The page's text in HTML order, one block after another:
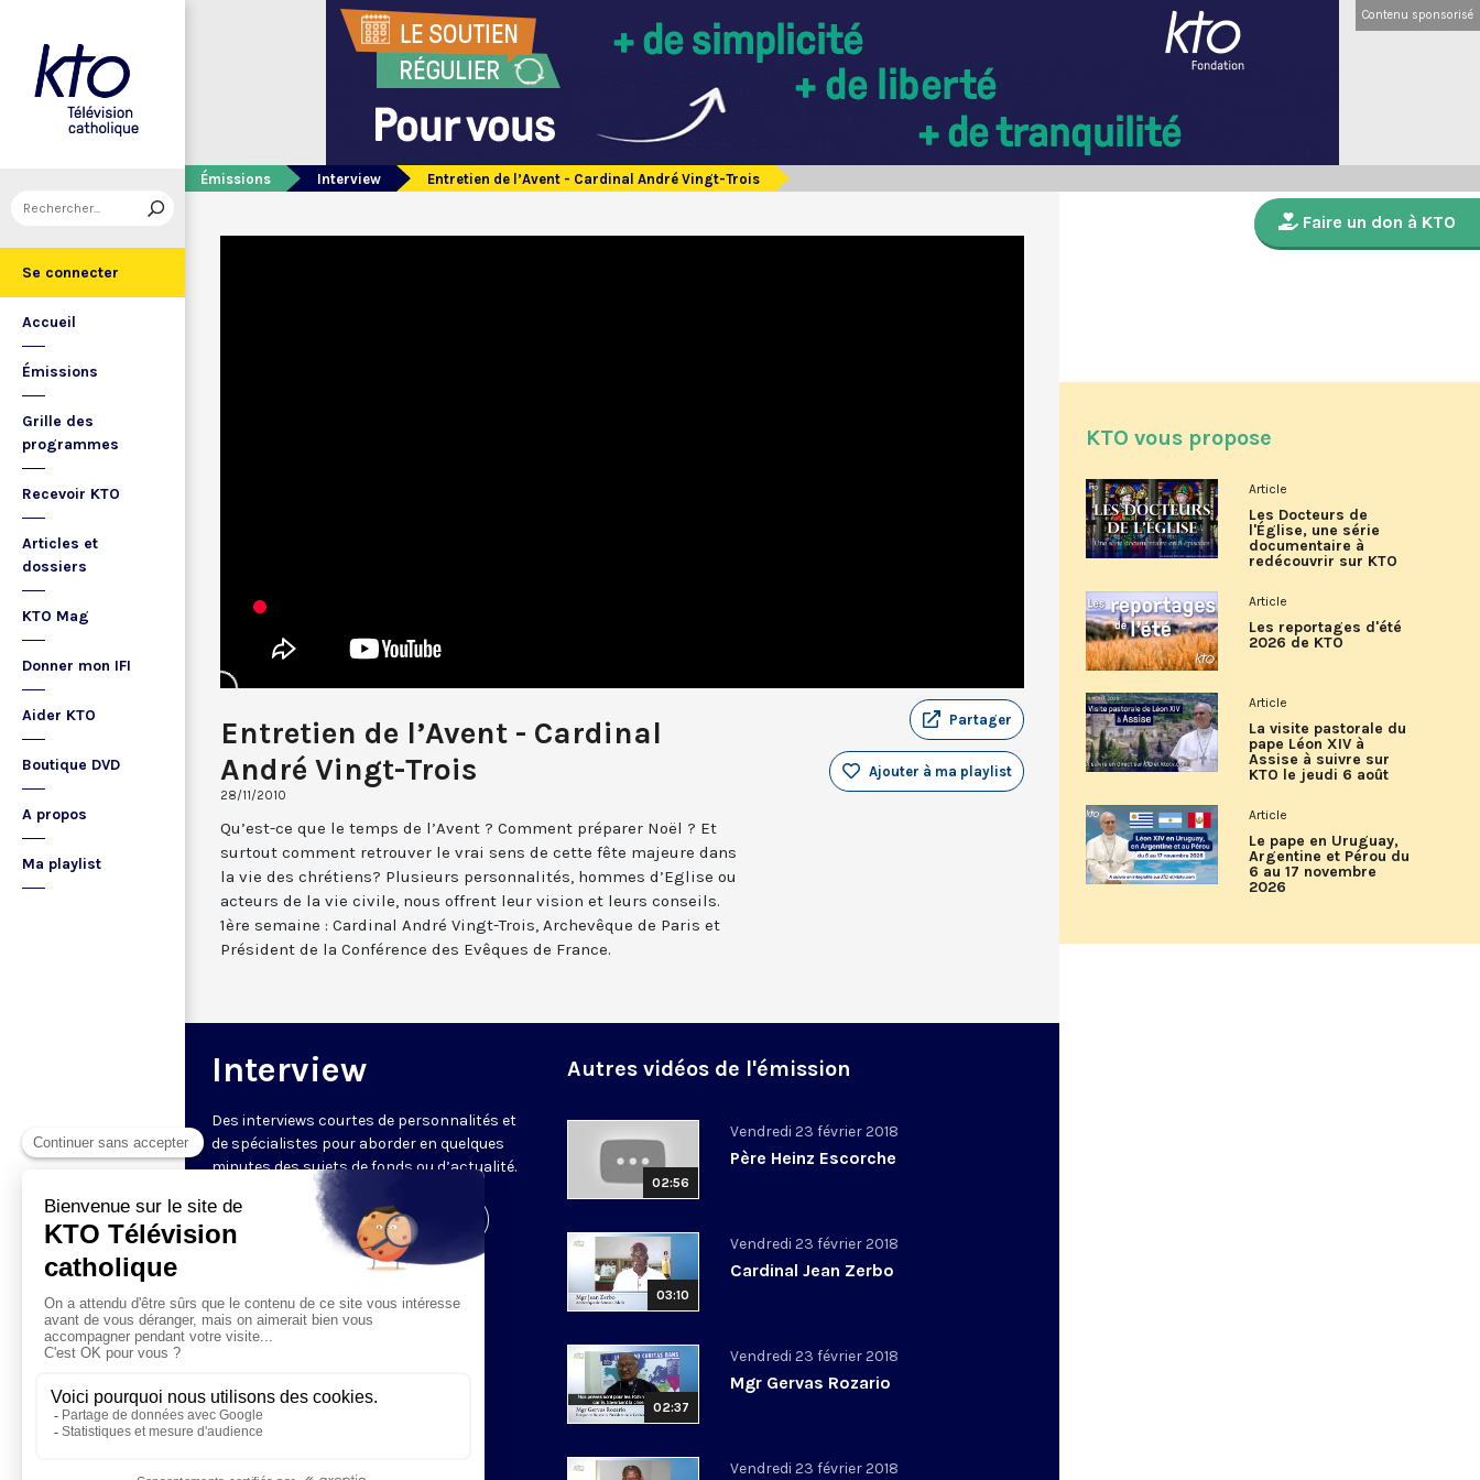
Se connecter
Accueil
Émissions
Grille des
programmes
Recevoir KTO
Articles et
dossiers
KTO Mag
Donner mon IFI
Aider KTO
Boutique DVD
A propos
Ma playlist
Contenu sponsorisé
Émissions Interview Entretien de l’Avent - Cardinal André Vingt-Trois
Entretien de l’Avent - Cardinal
André Vingt-Trois
28/11/2010
Partager
Ajouter à ma playlist
Qu’est-ce que le temps de l’Avent ? Comment préparer Noël ? Et
surtout comment retrouver le vrai sens de cette fête majeure dans
la vie des chrétiens? Plusieurs personnalités, hommes d’Eglise ou
acteurs de la vie civile, nous offrent leur vision et leurs conseils.
1ère semaine : Cardinal André Vingt-Trois, Archevêque de Paris et
Président de la Conférence des Evêques de France.
Interview
Des interviews courtes de personnalités et
de spécialistes pour aborder en quelques
minutes des sujets de fonds ou d’actualité.
Visiter la page de l'émission
Autres vidéos de l'émission
02:56
Vendredi 23 février 2018
Père Heinz Escorche
03:10
Vendredi 23 février 2018
Cardinal Jean Zerbo
02:37
Vendredi 23 février 2018
Mgr Gervas Rozario
Vendredi 23 février 2018
Faire un don à KTO
KTO vous propose
Article
Les Docteurs de
l'Église, une série
documentaire à
redécouvrir sur KTO
Article
Les reportages d'été
2026 de KTO
Article
La visite pastorale du
pape Léon XIV à
Assise à suivre sur
KTO le jeudi 6 août
Article
Le pape en Uruguay,
Argentine et Pérou du
6 au 17 novembre
2026